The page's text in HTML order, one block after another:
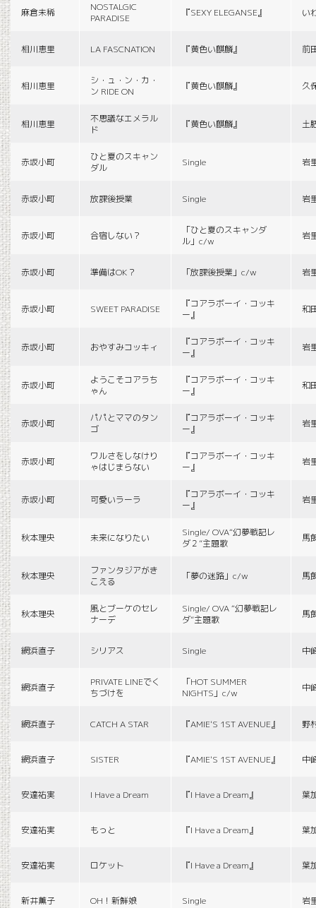
麻倉未稀
NOSTALGIC
PARADISE
『SEXY ELEGANSE』 い
相川恵里 LA FASCNATION 『黄色い麒麟』 前
相川恵里
シ・ュ・ン・カ・
ン RIDE ON
『黄色い麒麟』 久
相川恵里
不思議なエメラル
ド
『黄色い麒麟』 土
赤坂小町
ひと夏のスキャン
ダル
Single 岩
赤坂小町 放課後授業 Single 岩
赤坂小町 合宿しない？
「ひと夏のスキャンダ
ル」c/w
岩
赤坂小町 準備はOK？ 「放課後授業」c/w 岩
赤坂小町 SWEET PARADISE
『コアラボーイ・コッキ
ー』
和
赤坂小町 おやすみコッキィ
『コアラボーイ・コッキ
ー』
岩
赤坂小町
ようこそコアラち
ゃん
『コアラボーイ・コッキ
ー』
和
赤坂小町
パパとママのタン
ゴ
『コアラボーイ・コッキ
ー』
岩
赤坂小町
ワルさをしなけり
ゃはじまらない
『コアラボーイ・コッキ
ー』
岩
赤坂小町 可愛いラーラ
『コアラボーイ・コッキ
ー』
岩
秋本理央 未来になりたい
Single/ OVA“幻夢戦記レ
ダ２”主題歌
馬
秋本理央
ファンタジアがき
こえる
「夢の迷路」c/w 馬
秋本理央
風とブーケのセレ
ナーデ
Single/ OVA “幻夢戦記レ
ダ”主題歌
馬
網浜直子 シリアス Single 中
網浜直子
PRIVATE LINEでく
ちづけを
「HOT SUMMER
NIGHTS」c/w
中
網浜直子 CATCH A STAR 『AMIE'S 1ST AVENUE』 野
網浜直子 SISTER 『AMIE'S 1ST AVENUE』 中
安達祐実 I Have a Dream 『I Have a Dream』 葉
安達祐実 もっと 『I Have a Dream』 葉
安達祐実 ロケット 『I Have a Dream』 葉
新井薫子 OH！新鮮娘 Single 岩